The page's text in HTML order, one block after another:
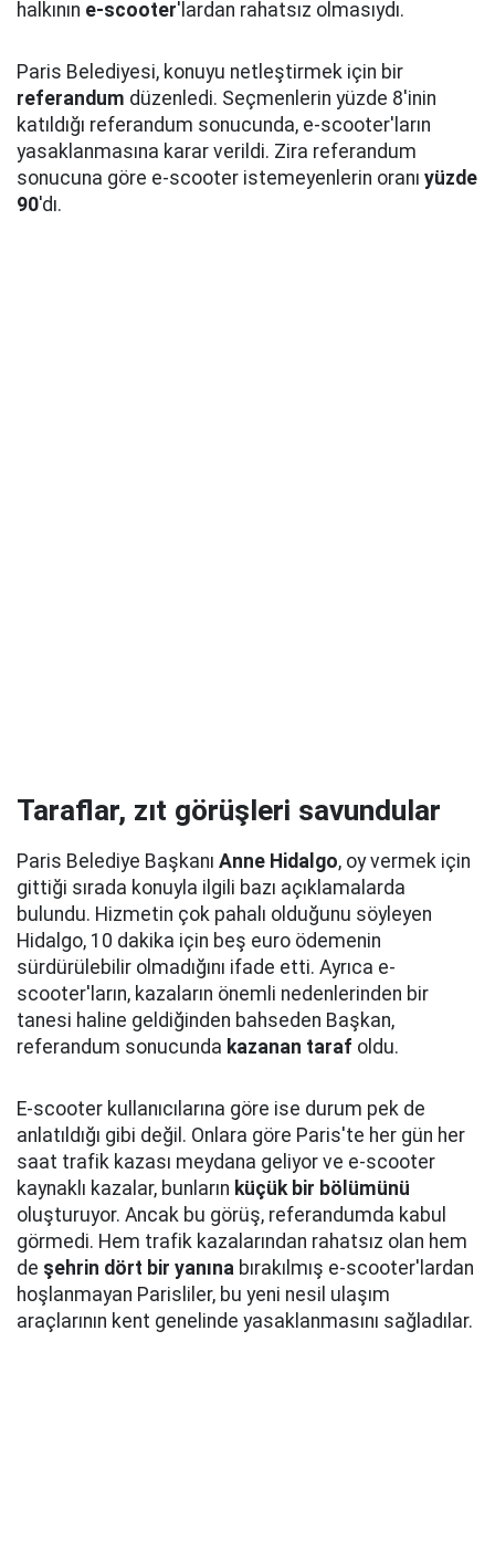
halkının e-scooter'lardan rahatsız olmasıydı.
Paris Belediyesi, konuyu netleştirmek için bir
referandum düzenledi. Seçmenlerin yüzde 8'inin
katıldığı referandum sonucunda, e-scooter'ların
yasaklanmasına karar verildi. Zira referandum
sonucuna göre e-scooter istemeyenlerin oranı yüzde
90'dı.
Taraflar, zıt görüşleri savundular
Paris Belediye Başkanı Anne Hidalgo, oy vermek için
gittiği sırada konuyla ilgili bazı açıklamalarda
bulundu. Hizmetin çok pahalı olduğunu söyleyen
Hidalgo, 10 dakika için beş euro ödemenin
sürdürülebilir olmadığını ifade etti. Ayrıca e-
scooter'ların, kazaların önemli nedenlerinden bir
tanesi haline geldiğinden bahseden Başkan,
referandum sonucunda kazanan taraf oldu.
E-scooter kullanıcılarına göre ise durum pek de
anlatıldığı gibi değil. Onlara göre Paris'te her gün her
saat trafik kazası meydana geliyor ve e-scooter
kaynaklı kazalar, bunların küçük bir bölümünü
oluşturuyor. Ancak bu görüş, referandumda kabul
görmedi. Hem trafik kazalarından rahatsız olan hem
de şehrin dört bir yanına bırakılmış e-scooter'lardan
hoşlanmayan Parisliler, bu yeni nesil ulaşım
araçlarının kent genelinde yasaklanmasını sağladılar.